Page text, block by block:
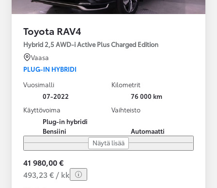
Toyota RAV4
Hybrid 2,5 AWD-i Active Plus Charged Edition
Vaasa
PLUG-IN HYBRIDI
Vuosimalli
07-2022
Kilometrit
76 000 km
Käyttövoima
Plug-in hybridi
Bensiini
Vaihteisto
Automaatti
Näytä lisää
41 980,00 €
493,23 € / kk